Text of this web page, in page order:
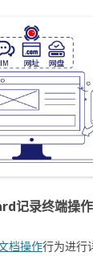
记录终端操
档操作行为进行